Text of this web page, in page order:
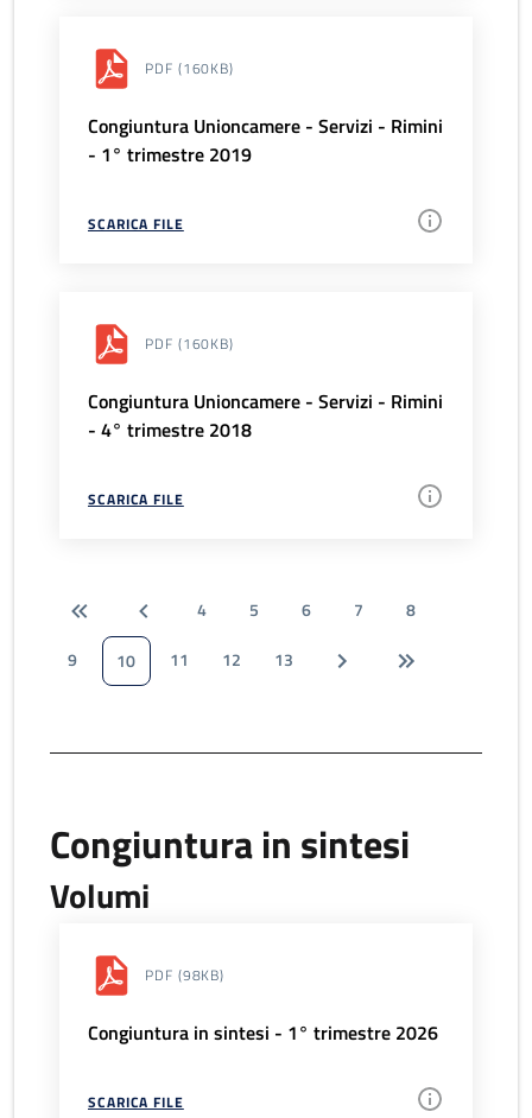
PDF (160KB)
Congiuntura Unioncamere - Servizi - Rimini
- 1° trimestre 2019
SCARICA FILE
PDF (160KB)
Congiuntura Unioncamere - Servizi - Rimini
- 4° trimestre 2018
SCARICA FILE
4 5 6 7
8
9
10 11 12 13
Congiuntura in sintesi
Volumi
PDF (98KB)
Congiuntura in sintesi - 1° trimestre 2026
SCARICA FILE